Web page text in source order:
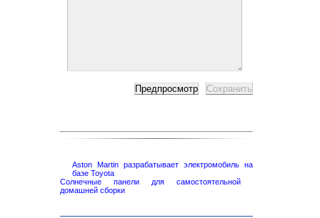
Aston Martin разрабатывает электромобиль на
базе Toyota
Солнечные панели для самостоятельной
домашней сборки